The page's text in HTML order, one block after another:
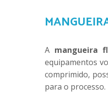
A mangueira
equipamentos
comprimido,
para o processo.